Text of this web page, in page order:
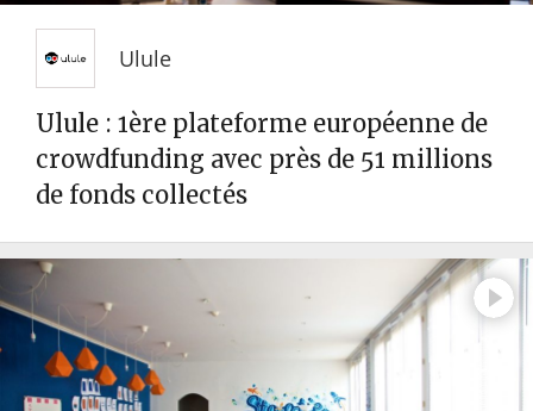
Ulule
Ulule : 1ère plateforme européenne de
crowdfunding avec près de 51 millions
de fonds collectés